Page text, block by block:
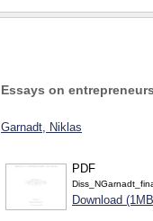
Essays on
Garnadt, Niklas
PDF
Download